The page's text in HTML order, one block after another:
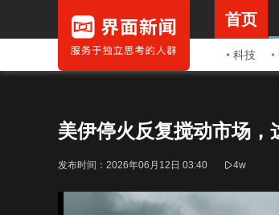
首页
科技
美伊停火反复搅动市场
发布时间： 2026年06月12日 03:40 4w